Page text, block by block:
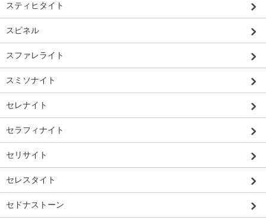
スティヒタイト
スピネル
スファレライト
スミソナイト
セレナイト
セラフィナイト
セリサイト
セレスタイト
セドナストーン